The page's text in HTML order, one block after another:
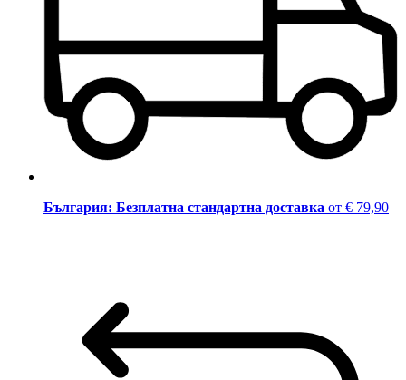
България: Безплатна стандартна доставка от € 79,90